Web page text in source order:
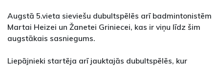
Augstā 5.vieta sieviešu dubultspēlēs arī badmintonistēm
Martai Heizei un Žanetei Griniecei, kas ir viņu līdz šim
augstākais sasniegums.
Liepājnieki startēja arī jauktajās dubultspēlēs, kur